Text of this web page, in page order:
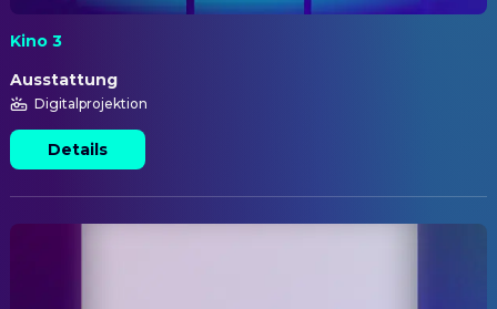
Kino 3
Ausstattung
Digitalprojektion
Details